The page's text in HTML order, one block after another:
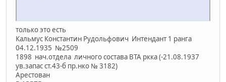
только это есть
Кальмус Константин Рудольфович Интендант 1 ранга
04.12.1935 №2509
1898 нач.отдела личного состава ВТА ркка (-21.08.1937
ув.запас ст.43-б пр.нко № 3182)
Арестован